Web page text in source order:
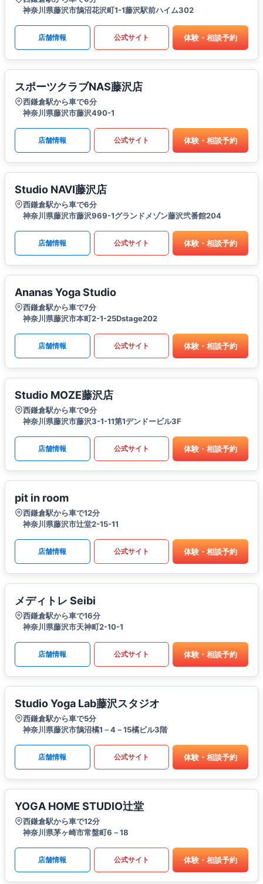
神奈川県藤沢市鵠沼花沢町1-1藤沢駅前ハイム302
店舗情報 公式サイト 体験・相談予約
スポーツクラブNAS藤沢店
西鎌倉駅から車で6分
神奈川県藤沢市藤沢490-1
店舗情報 公式サイト 体験・相談予約
Studio NAVI藤沢店
西鎌倉駅から車で6分
神奈川県藤沢市藤沢969-1グランドメゾン藤沢弐番館204
店舗情報 公式サイト 体験・相談予約
Ananas Yoga Studio
西鎌倉駅から車で7分
神奈川県藤沢市本町2-1-25Dstage202
店舗情報 公式サイト 体験・相談予約
Studio MOZE藤沢店
西鎌倉駅から車で9分
神奈川県藤沢市藤沢3-1-11第1デンドービル3F
店舗情報 公式サイト 体験・相談予約
pit in room
西鎌倉駅から車で12分
神奈川県藤沢市辻堂2-15-11
店舗情報 公式サイト 体験・相談予約
メディトレ Seibi
西鎌倉駅から車で16分
神奈川県藤沢市天神町2-10-1
店舗情報 公式サイト 体験・相談予約
Studio Yoga Lab藤沢スタジオ
西鎌倉駅から車で5分
神奈川県藤沢市鵠沼橘1－4－15橘ビル3階
店舗情報 公式サイト 体験・相談予約
YOGA HOME STUDIO辻堂
西鎌倉駅から車で12分
神奈川県茅ヶ崎市常盤町6－18
店舗情報 公式サイト 体験・相談予約